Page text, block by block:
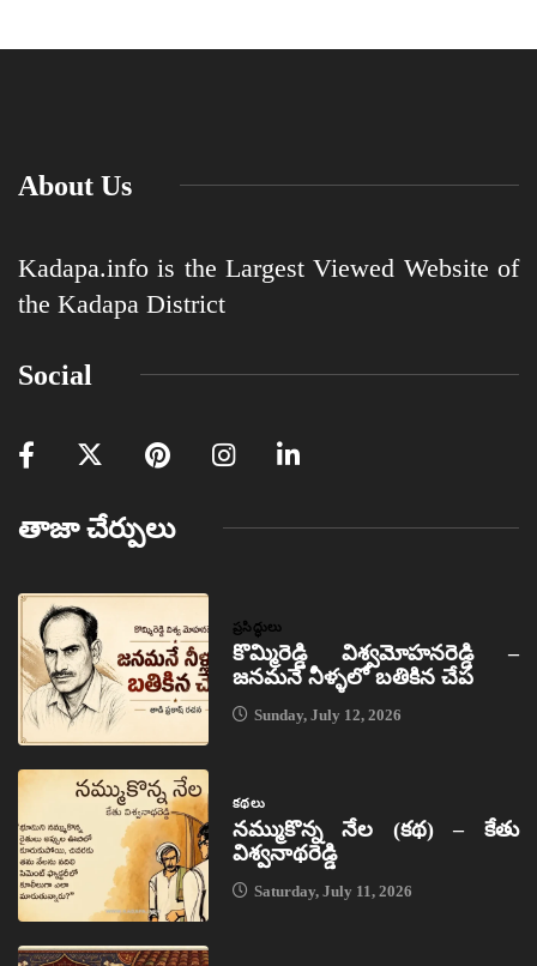
About Us
Kadapa.info is the Largest Viewed Website of
the Kadapa District
Social
తాజా చేర్పులు
ప్రసిద్ధులు
కొమ్మిరెడ్డి విశ్వమోహనరెడ్డి –
జనమనే నీళ్ళలో బతికిన చేప
Sunday, July 12, 2026
కథలు
నమ్ముకొన్న నేల (కథ) – కేతు
విశ్వనాథరెడ్డి
Saturday, July 11, 2026